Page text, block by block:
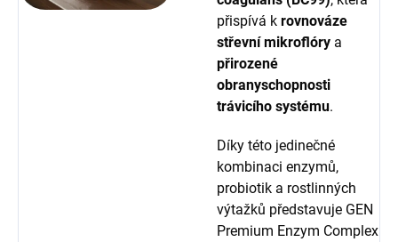
přispívá k rovnováze
střevní mikroflóry a
přirozené
obranyschopnosti
trávicího systému.
Díky této jedinečné
kombinaci enzymů,
probiotik a rostlinných
výtažků představuje GEN
Premium Enzym Complex